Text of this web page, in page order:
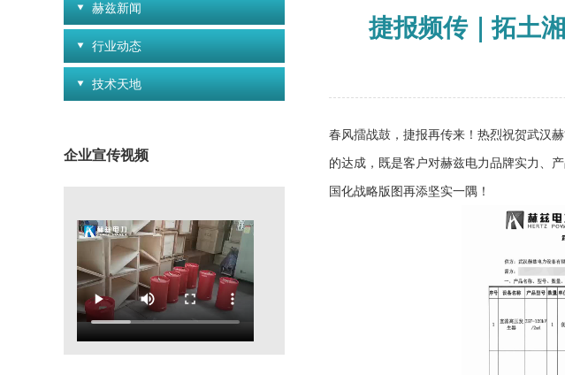
赫兹新闻
行业动态
技术天地
企业宣传视频
捷报频传｜拓土
春风擂战鼓，捷报再传来！热烈祝贺武汉
的达成，既是客户对赫兹电力品牌实力、
国化战略版图再添坚实一隅！